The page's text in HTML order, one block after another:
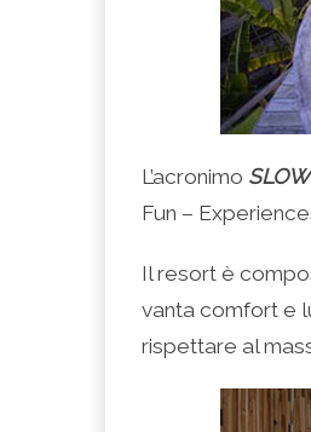
L’acronimo
Fun –
Il resort è
vanta comfort e
rispettare al